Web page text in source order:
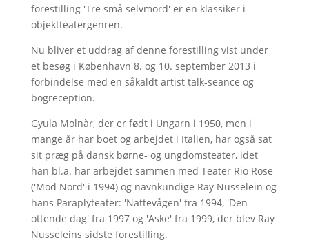
forestilling 'Tre små selvmord' er en klassiker i
objektteatergenren.
Nu bliver et uddrag af denne forestilling vist under
et besøg i København 8. og 10. september 2013 i
forbindelse med en såkaldt artist talk-seance og
bogreception.
Gyula Molnàr, der er født i Ungarn i 1950, men i
mange år har boet og arbejdet i Italien, har også sat
sit præg på dansk børne- og ungdomsteater, idet
han bl.a. har arbejdet sammen med Teater Rio Rose
('Mod Nord' i 1994) og navnkundige Ray Nusselein og
hans Paraplyteater: 'Nattevågen' fra 1994, 'Den
ottende dag' fra 1997 og 'Aske' fra 1999, der blev Ray
Nusseleins sidste forestilling.